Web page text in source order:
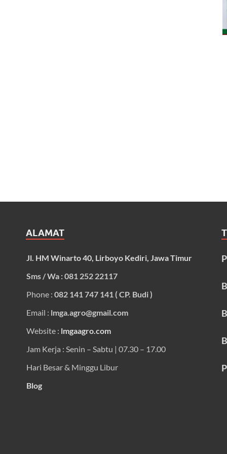
ALAMAT
Jl. HM Winarto 40, Lirboyo Kediri, Jawa Timur
Sms / Wa : 081 252 22117
Phone : 082 141 747 141 ( CP. Budi )
Email : lmga.agro@gmail.com
Website : lmgaagro.com
Jam Kerja : Senin – Sabtu | 07.30 – 17.00
Hari Besar & Minggu Libur
Blog